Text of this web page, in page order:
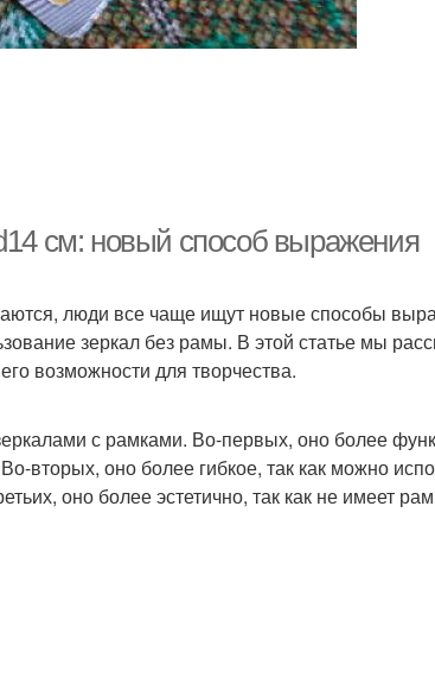
см: новый способ выражения
люди все чаще ищут новые способы
зеркал без рамы. В этой статье мы
возможности для творчества.
с рамками. Во-первых, оно более
вторых, оно более гибкое, так как можно
оно более эстетично, так как не имеет